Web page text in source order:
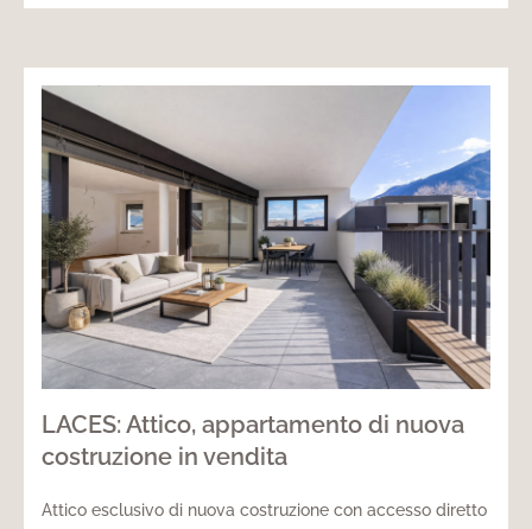
LACES: Attico, appartamento di nuova
costruzione in vendita
Attico esclusivo di nuova costruzione con accesso diretto